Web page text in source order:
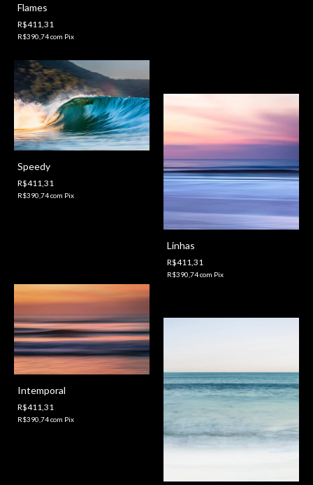
Flames
R$411,31
R$390,74com Pix
Speedy
R$411,31
R$390,74com Pix
Linhas
R$411,31
R$390,74com Pix
Intemporal
R$411,31
R$390,74com Pix